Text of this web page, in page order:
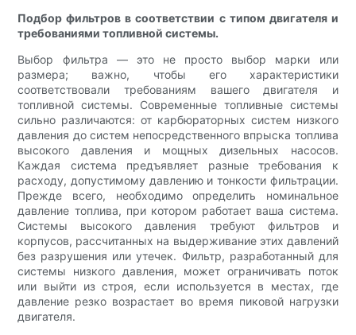
Подбор фильтров в соответствии с типом двигателя и
требованиями топливной системы.
Выбор фильтра — это не просто выбор марки или
размера; важно, чтобы его характеристики
соответствовали требованиям вашего двигателя и
топливной системы. Современные топливные системы
сильно различаются: от карбюраторных систем низкого
давления до систем непосредственного впрыска топлива
высокого давления и мощных дизельных насосов.
Каждая система предъявляет разные требования к
расходу, допустимому давлению и тонкости фильтрации.
Прежде всего, необходимо определить номинальное
давление топлива, при котором работает ваша система.
Системы высокого давления требуют фильтров и
корпусов, рассчитанных на выдерживание этих давлений
без разрушения или утечек. Фильтр, разработанный для
системы низкого давления, может ограничивать поток
или выйти из строя, если используется в местах, где
давление резко возрастает во время пиковой нагрузки
двигателя.